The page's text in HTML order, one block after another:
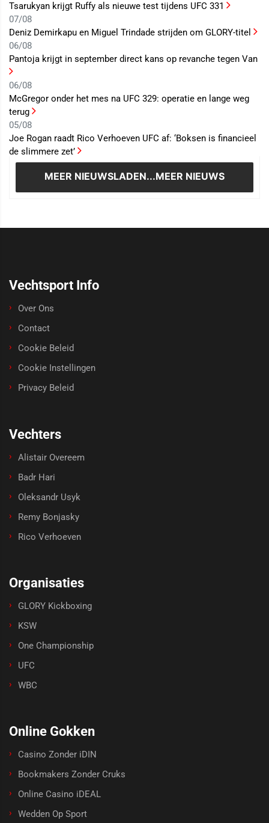
Tsarukyan krijgt Ruffy als nieuwe test tijdens UFC 331
07/08
Deniz Demirkapu en Miguel Trindade strijden om GLORY-titel
06/08
Pantoja krijgt in september direct kans op revanche tegen Van
06/08
McGregor onder het mes na UFC 329: operatie en lange weg
terug
05/08
Joe Rogan raadt Rico Verhoeven UFC af: ‘Boksen is financieel
de slimmere zet’
MEER NIEUWSLADEN...MEER NIEUWS
Vechtsport Info
Over Ons
Contact
Cookie Beleid
Cookie Instellingen
Privacy Beleid
Vechters
Alistair Overeem
Badr Hari
Oleksandr Usyk
Remy Bonjasky
Rico Verhoeven
Organisaties
GLORY Kickboxing
KSW
One Championship
UFC
WBC
Online Gokken
Casino Zonder iDIN
Bookmakers Zonder Cruks
Online Casino iDEAL
Wedden Op Sport